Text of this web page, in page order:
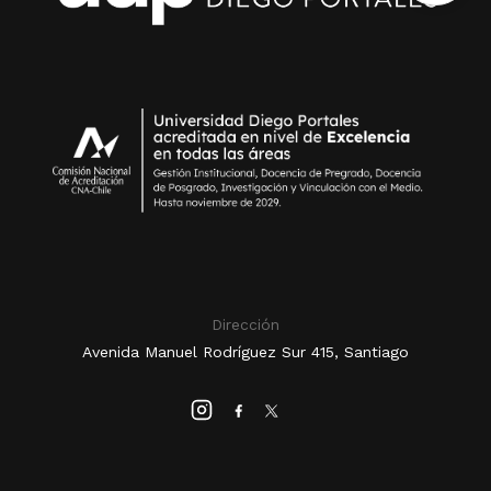
Dirección
Avenida Manuel Rodríguez Sur 415, Santiago